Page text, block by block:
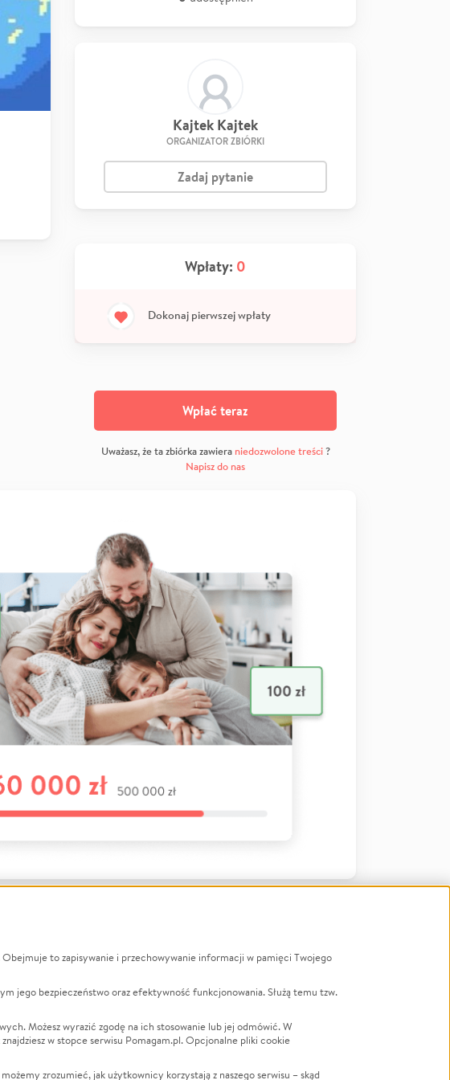
Kajtek Kajtek
ORGANIZATOR ZBIÓRKI
Zadaj pytanie
Wpłaty: 0
Dokonaj pierwszej wpłaty
Wpłać teraz
Uważasz, że ta zbiórka zawiera niedozwolone treści?
Napisz do nas
Zbieraj na
Leczenie
Zwierzęta
Pożar
LGBTQ+
Powódź
Wichura
to zapisywanie i przechowywanie informacji w pamięci Twojego
jego bezpieczeństwo oraz efektywność funkcjonowania. Służą temu tzw.
Możesz wyrazić zgodę na ich stosowanie lub jej odmówić. W
w stopce serwisu Pomagam.pl. Opcjonalne pliki cookie
zrozumieć, jak użytkownicy korzystają z naszego serwisu – skąd